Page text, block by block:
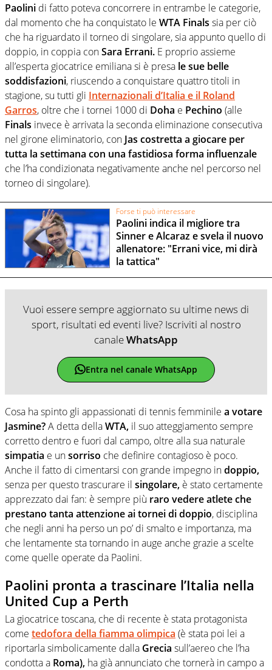
Paolini di fatto poteva concorrere in entrambe le categorie,
dal momento che ha conquistato le WTA Finals sia per ciò
che ha riguardato il torneo di singolare, sia appunto quello di
doppio, in coppia conSara Errani. E proprio assieme
all’esperta giocatrice emiliana si è presa le sue belle
soddisfazioni, riuscendo a conquistare quattro titoli in
stagione, su tutti gli Internazionali d’Italia e il Roland
Garros, oltre che i tornei 1000 di Doha e Pechino (alle
Finals invece è arrivata la seconda eliminazione consecutiva
nel girone eliminatorio, con Jas costretta a giocare per
tutta la settimana con una fastidiosa forma influenzale
che l’ha condizionata negativamente anche nel percorso nel
torneo di singolare).
Forse ti può interessare
Paolini indica il migliore tra
Sinner e Alcaraz e svela il nuovo
allenatore: "Errani vice, mi dirà
la tattica"
Vuoi essere sempre aggiornato su ultime news di
sport, risultati ed eventi live? Iscriviti al nostro
canaleWhatsApp
Entra nel canale WhatsApp
Cosa ha spinto gli appassionati di tennis femminile a votare
Jasmine?A detta dellaWTA, il suo atteggiamento sempre
corretto dentro e fuori dal campo, oltre alla sua naturale
simpatia e unsorriso che definire contagioso è poco.
Anche il fatto di cimentarsi con grande impegno indoppio,
senza per questo trascurare il singolare, è stato certamente
apprezzato dai fan: è sempre più raro vedere atlete che
prestano tanta attenzione ai tornei di doppio, disciplina
che negli anni ha perso un po’ di smalto e importanza, ma
che lentamente sta tornando in auge anche grazie a scelte
come quelle operate da Paolini.
Paolini pronta a trascinare l’Italia nella
United Cup a Perth
La giocatrice toscana, che di recente è stata protagonista
come tedofora della fiamma olimpica (è stata poi lei a
riportarla simbolicamente dalla Grecia sull’aereo che l’ha
condotta a Roma), ha già annunciato che tornerà in campo a